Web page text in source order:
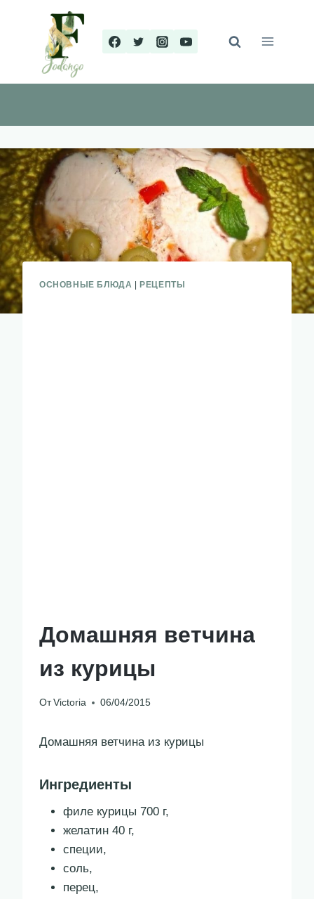
содержимому
ОСНОВНЫЕ БЛЮДА РЕЦЕПТЫ
Домашняя ветчина
из курицы
От Victoria 06/04/2015
Домашняя ветчина из курицы
Ингредиенты
филе курицы 700 г,
желатин 40 г,
специи,
соль,
перец,